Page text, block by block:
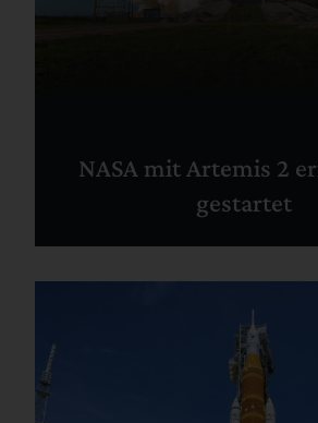
NASA mit Artemis 2
gestartet